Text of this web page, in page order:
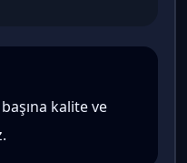
başına kalite ve